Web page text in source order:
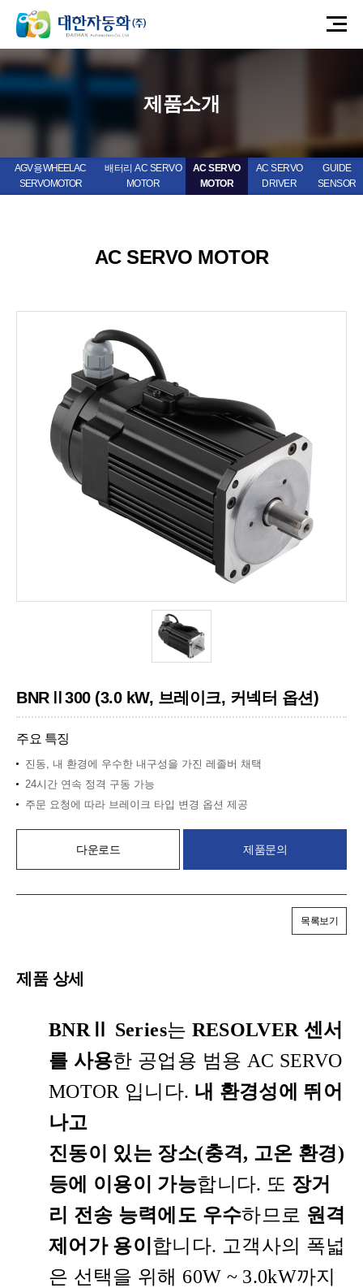
제품소개
AGV 용 WHEEL AC
SERVO MOTOR
배터리 AC SERVO
MOTOR
AC SERVO
MOTOR
AC SERVO
DRIVER
GUIDE
SENSOR
AC SERVO MOTOR
BNRⅡ300 (3.0 kW, 브레이크, 커넥터 옵션)
주요 특징
진동, 내 환경에 우수한 내구성을 가진 레졸버 채택
24시간 연속 정격 구동 가능
주문 요청에 따라 브레이크 타입 변경 옵션 제공
다운로드 제품문의
목록보기
제품 상세
BNRⅡ Series는 RESOLVER 센서
를 사용한 공업용 범용 AC SERVO
MOTOR 입니다. 내 환경성에 뛰어
나고
진동이 있는 장소(충격, 고온 환경)
등에 이용이 가능합니다. 또 장거
리 전송 능력에도 우수하므로 원격
제어가 용이 합니다. 고객사의 폭넓
은 선택을 위해 60W ~ 3.0kW까지